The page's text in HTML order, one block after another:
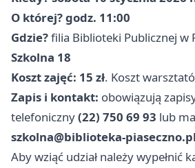
O której?godz. 11:00
Gdzie?filia Biblioteki Publicznej w
Szkolna 18
Koszt zajęć: 15 zł. Koszt
Zapis i kontakt: obowiązują
telefoniczny(22) 750 69 93 lub
szkolna@biblioteka-piaseczno.pl
Aby wziąć udział należy wypełnić